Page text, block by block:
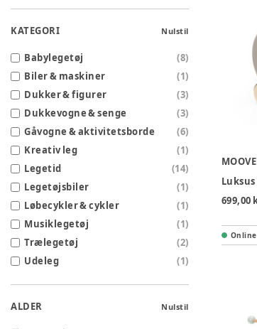
KATEGORI Nulstil
Babylegetøj (8)
Biler & maskiner
(1)
Dukker & figurer
(3)
Dukkevogne & senge
(3)
Gåvogne & aktivitetsborde
(6)
Kreativ leg
(1)
Legetid
(14)
Legetøjsbiler
(1)
Løbecykler & cykler
(1)
Musiklegetøj
(1)
Trælegetøj
(2)
Udeleg
(1)
ALDER Nulstil
699,00
Online